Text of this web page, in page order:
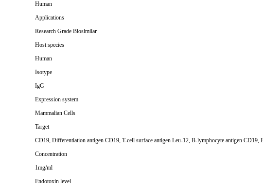
Human
Applications
Research Grade Biosimilar
Host species
Human
Isotype
IgG
Expression system
Mammalian Cells
Target
CD19, Differentiation antigen CD19, T-cell surface antigen Leu-12, B-lymphocyte antigen CD19,
Concentration
1mg/ml
Endotoxin level